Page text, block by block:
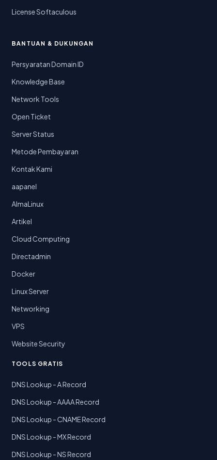
License Softaculous
BANTUAN & DUKUNGAN
Persyaratan Domain ID
Knowledge Base
Network Tools
Open Ticket
Server Status
Metode Pembayaran
Kontak Kami
aapanel
AlmaLinux
Artikel
Cloud Computing
Directadmin
Docker
Linux Server
Networking
VPS
Website Security
TOOLS GRATIS
DNS Lookup - A Record
DNS Lookup - AAAA Record
DNS Lookup - CNAME Record
DNS Lookup - MX Record
DNS Lookup - NS Record